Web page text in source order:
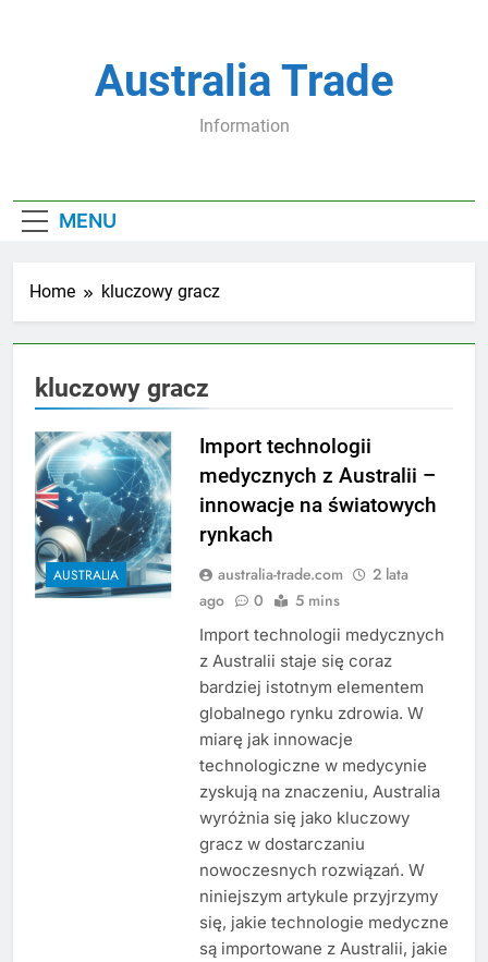
Australia Trade
Information
MENU
Home kluczowy gracz
kluczowy gracz
AUSTRALIA
Import technologii
medycznych z Australii –
innowacje na światowych
rynkach
australia-trade.com
2 lata
ago
0 5 mins
Import technologii medycznych
z Australii staje się coraz
bardziej istotnym elementem
globalnego rynku zdrowia. W
miarę jak innowacje
technologiczne w medycynie
zyskują na znaczeniu, Australia
wyróżnia się jako kluczowy
gracz w dostarczaniu
nowoczesnych rozwiązań. W
niniejszym artykule przyjrzymy
się, jakie technologie medyczne
są importowane z Australii, jakie